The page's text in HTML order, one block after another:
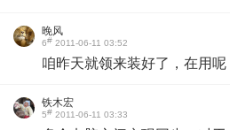
晚风
6# 2011-06-11 03:52
咱昨天就领来装好了，在用呢
铁木宏
5# 2011-06-11 03:33